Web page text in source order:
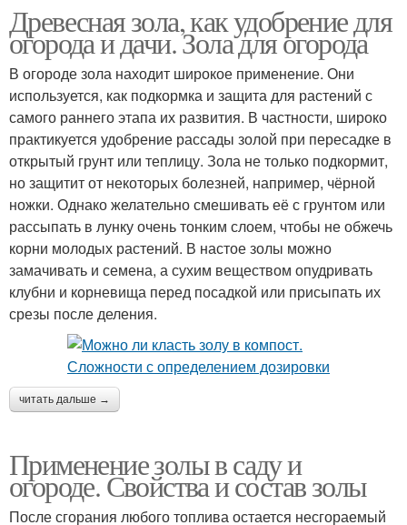
Древесная зола, как удобрение для
огорода и дачи. Зола для огорода
В огороде зола находит широкое применение. Они
используется, как подкормка и защита для растений с
самого раннего этапа их развития. В частности, широко
практикуется удобрение рассады золой при пересадке в
открытый грунт или теплицу. Зола не только подкормит,
но защитит от некоторых болезней, например, чёрной
ножки. Однако желательно смешивать её с грунтом или
рассыпать в лунку очень тонким слоем, чтобы не обжечь
корни молодых растений. В настое золы можно
замачивать и семена, а сухим веществом опудривать
клубни и корневища перед посадкой или присыпать их
срезы после деления.
читать дальше →
Применение золы в саду и
огороде. Свойства и состав золы
После сгорания любого топлива остается несгораемый